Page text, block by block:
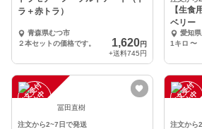
ラ＋赤トラ）
青森県むつ市
２本セットの価格です。
1,620円
+送料745円
【生食
ベリー
愛知
1キロ 〜
注
文
受
付
停
止
中 冨田直樹
注文から2~7日で発送
注
文
受
付
停
止
中
注文から